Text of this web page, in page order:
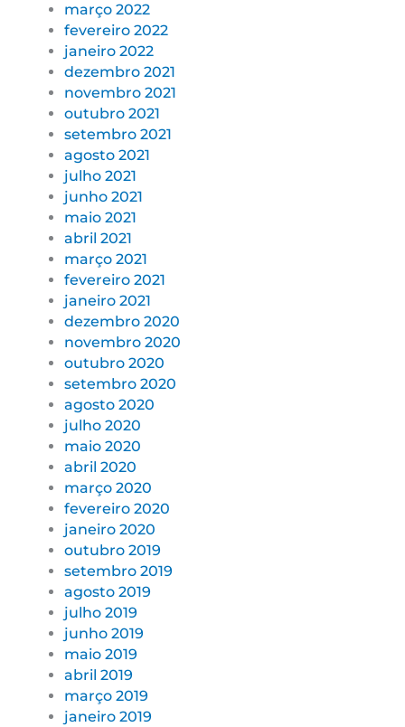
março 2022
fevereiro 2022
janeiro 2022
dezembro 2021
novembro 2021
outubro 2021
setembro 2021
agosto 2021
julho 2021
junho 2021
maio 2021
abril 2021
março 2021
fevereiro 2021
janeiro 2021
dezembro 2020
novembro 2020
outubro 2020
setembro 2020
agosto 2020
julho 2020
maio 2020
abril 2020
março 2020
fevereiro 2020
janeiro 2020
outubro 2019
setembro 2019
agosto 2019
julho 2019
junho 2019
maio 2019
abril 2019
março 2019
janeiro 2019